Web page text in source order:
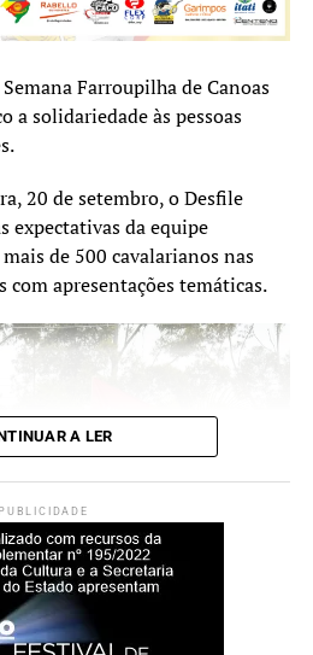
PARQUE DO GAÚCHO
REGIÃO METROPOLITANA
SHOW TRADICIONALISMO
encerramento da Semana
anos,
as provas de
de uma família
e sempre a
Temos que
as nossas
Saraiva, 38
Farroupilha de Canoas
a solidariedade às pessoas
20 de setembro, o Desfile
expectativas da equipe
de 500 cavalarianos nas
com apresentações temáticas.
A LER
PUBLICIDADE